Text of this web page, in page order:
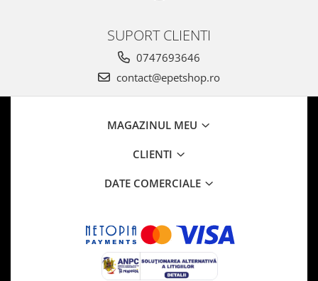
SUPORT CLIENTI
0747693646
contact@epetshop.ro
MAGAZINUL MEU
CLIENTI
DATE COMERCIALE